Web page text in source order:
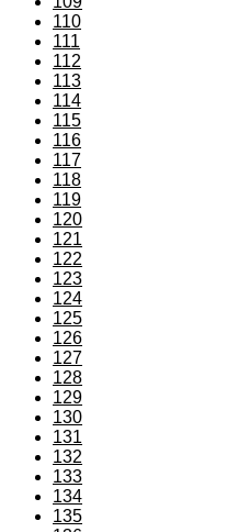
110
111
112
113
114
115
116
117
118
119
120
121
122
123
124
125
126
127
128
129
130
131
132
133
134
135